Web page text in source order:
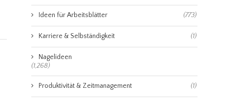
Ideen für Arbeitsblätter (773)
Karriere & Selbständigkeit (1)
Nagelideen
(1,268)
Produktivität & Zeitmanagement (1)